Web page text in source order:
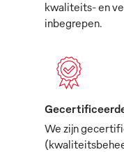
kwaliteits- en
inbegrepen.
We zijn